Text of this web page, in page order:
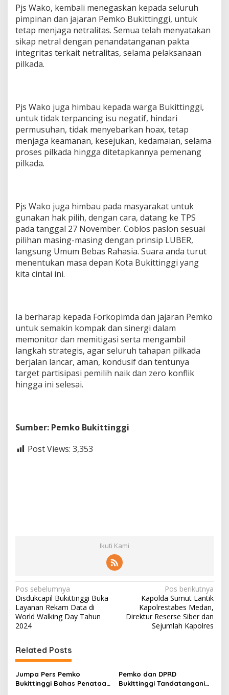
Pjs Wako, kembali menegaskan kepada seluruh
pimpinan dan jajaran Pemko Bukittinggi, untuk
tetap menjaga netralitas. Semua telah menyatakan
sikap netral dengan penandatanganan pakta
integritas terkait netralitas, selama pelaksanaan
pilkada.
Pjs Wako juga himbau kepada warga Bukittinggi,
untuk tidak terpancing isu negatif, hindari
permusuhan, tidak menyebarkan hoax, tetap
menjaga keamanan, kesejukan, kedamaian, selama
proses pilkada hingga ditetapkannya pemenang
pilkada.
Pjs Wako juga himbau pada masyarakat untuk
gunakan hak pilih, dengan cara, datang ke TPS
pada tanggal 27 November. Coblos paslon sesuai
pilihan masing-masing dengan prinsip LUBER,
langsung Umum Bebas Rahasia. Suara anda turut
menentukan masa depan Kota Bukittinggi yang
kita cintai ini.
Ia berharap kepada Forkopimda dan jajaran Pemko
untuk semakin kompak dan sinergi dalam
memonitor dan memitigasi serta mengambil
langkah strategis, agar seluruh tahapan pilkada
berjalan lancar, aman, kondusif dan tentunya
target partisipasi pemilih naik dan zero konflik
hingga ini selesai.
Sumber: Pemko Bukittinggi
Post Views: 3,353
Ikuti Kami
N
a
v
g
a
s
Pos sebelumnya
Disdukcapil Bukittinggi Buka
Layanan Rekam Data di
World Walking Day Tahun
2024
Pos berikutnya
Kapolda Sumut Lantik
Kapolrestabes Medan,
Direktur Reserse Siber dan
Sejumlah Kapolres
Related Posts
Jumpa Pers Pemko
Bukittinggi Bahas Penataan
Pemko dan DPRD
Bukittinggi Tandatangani